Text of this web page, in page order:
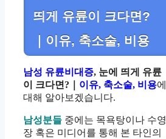
띄게 유륜이 크다면?
｜이유, 축소술, 비용
남성 유륜비대증, 눈에 띄게 유륜
이 크다면?｜ 이유, 축소술, 비용에
대해 알아보겠습니다.
남성분들 중에는 목욕탕이나 수영
장 혹은 미디어를 통해 본 타인의